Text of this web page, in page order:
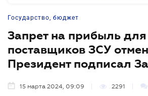
Государство, бюджет
Запрет на прибыль для
поставщиков ЗСУ
Президент подписал
15 марта 2024, 09:09 2291